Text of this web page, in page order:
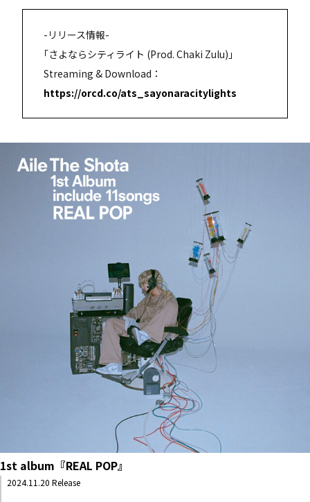
-リリース情報-
｢さよならシティライト (Prod. Chaki Zulu)｣
Streaming & Download：
https://orcd.co/ats_sayonaracitylights
1st album『REAL POP』
2024.11.20 Release